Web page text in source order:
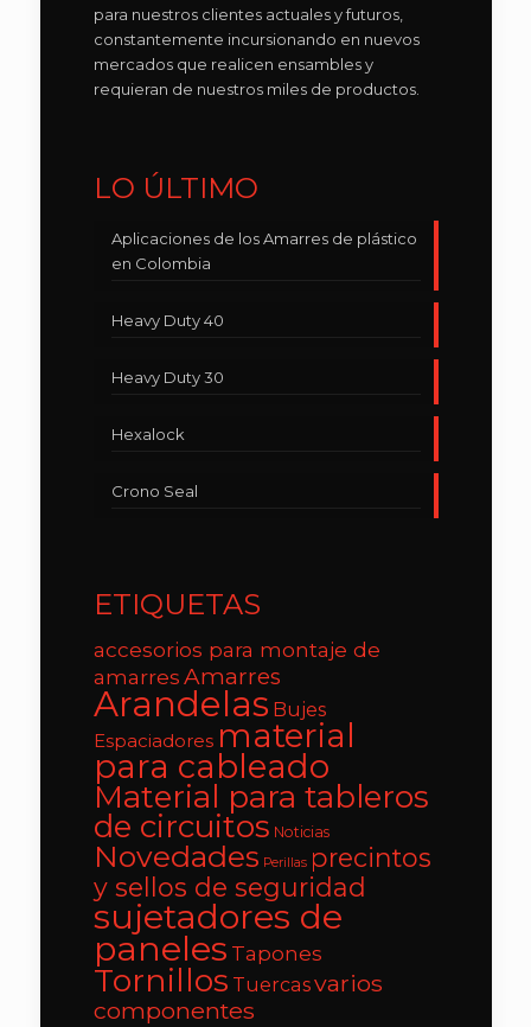
para nuestros clientes actuales y futuros,
constantemente incursionando en nuevos
mercados que realicen ensambles y
requieran de nuestros miles de productos.
LO ÚLTIMO
Aplicaciones de los Amarres de plástico
en Colombia
Heavy Duty 40
Heavy Duty 30
Hexalock
Crono Seal
ETIQUETAS
accesorios para montaje de
amarresAmarres
Arandelas Bujes
Espaciadores material
para cableado
Material para tableros
de circuitos Noticias
Novedades Perillas precintos
y sellos de seguridad
sujetadores de
paneles Tapones
Tornillos Tuercasvarios
componentes